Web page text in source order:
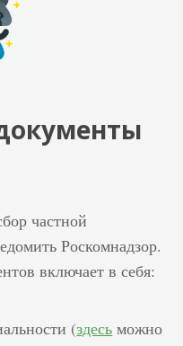
частной
Роскомнадзор.
включает в себя:
(здесь можно